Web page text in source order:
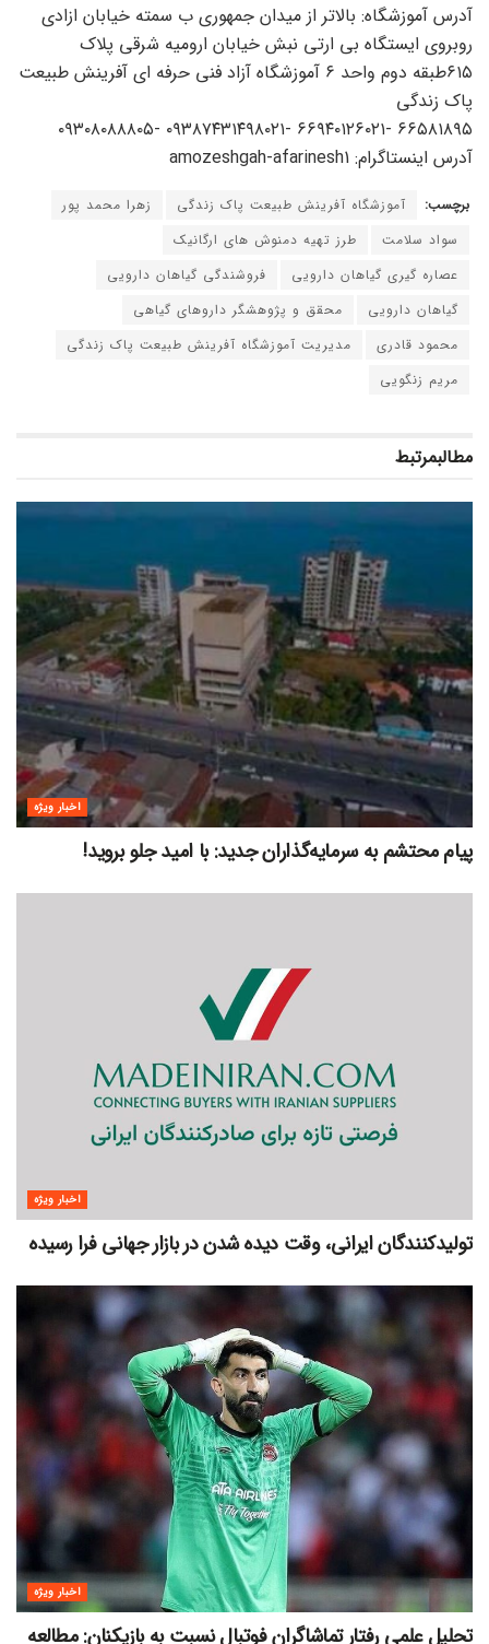
آدرس آموزشگاه: بالاتر از میدان جمهوری ب سمته خیابان ازادی
روبروی ایستگاه بی ارتی نبش خیابان ارومیه شرقی پلاک
۶۱۵طبقه دوم واحد ۶
آموزشگاه آزاد فنی حرفه ای آفرینش طبیعت
پاک زندگی
۰۲۱- ۶۶۵۸۱۸۹۵۰۲۱- ۶۶۹۴۰۱۲۶۰۹۳۸۷۴۳۱۴۹۸ ۰۹۳۰۸۰۸۸۸۰۵-
آدرس اینستاگرام: amozeshgah-afarinesh1
برچسب: آموزشگاه آفرینش طبیعت پاک زندگی
زهرا محمد پور
سواد سلامت
طرز تهیه دمنوش های ارگانیک
عصاره گیری گیاهان دارویی
فروشندگی گیاهان دارویی
گیاهان دارویی
محقق و پژوهشگر داروهای گیاهی
محمود قادری
مدیریت آموزشگاه آفرینش طبیعت پاک زندگی
مریم زنگویی
مطالبمرتبط
اخبار ویژه
پیام محتشم به سرمایه‌گذاران جدید: با امید جلو بروید!
اخبار ویژه
تولیدکنندگان ایرانی، وقت دیده شدن در بازار جهانی فرا رسیده
اخبار ویژه
تحلیل علمی رفتار تماشاگران فوتبال نسبت به بازیکنان: مطالعه